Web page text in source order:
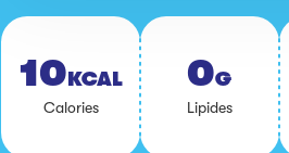
10 KCAL
Ca­lo­ries
0G
Li­pides